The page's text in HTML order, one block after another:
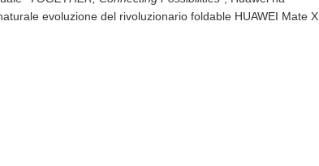
:
costa
evoluzione del rivoluzionario foldable HUAWEI Mate X.